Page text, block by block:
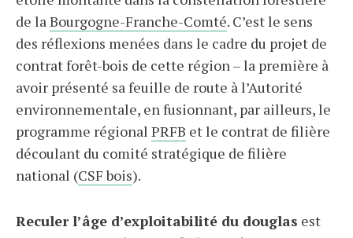
de laBourgogne-Franche-Comté. C’est le sens
des réflexions menées dans le cadre du projet de
contrat forêt-bois de cette région – la première à
avoir présenté sa feuille de route à l’Autorité
environnementale, en fusionnant, par ailleurs, le
programme régional PRFB et le contrat de filière
découlant du comité stratégique de filière
national (CSF bois).
Reculer l’âge d’exploitabilité du douglas est